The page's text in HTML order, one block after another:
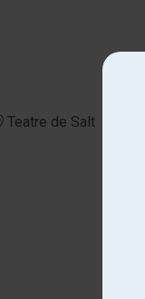
Teatre de Salt